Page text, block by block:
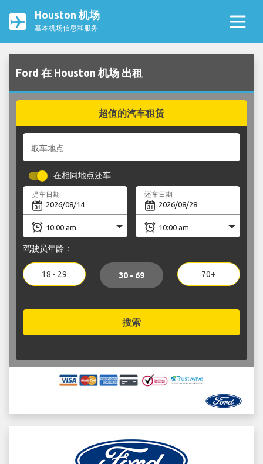
Houston 机场
基本机场信息和服务
Ford 在 Houston 机场 出租
超值的汽车租赁
取车地点
在相同地点还车
提车日期 还车日期
驾驶员年龄：
18 - 29 30 - 69 70+
搜索